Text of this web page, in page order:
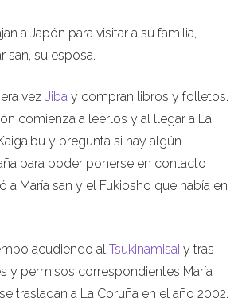
a Japón para visitar a su familia,
san, su esposa.
vez Jiba y compran libros y folletos.
comienza a leerlos y al llegar a La
y pregunta si hay algún
para poder ponerse en contacto
a María san y el Fukiosho que había en
acudiendo al Tsukinamisai y tras
y permisos correspondientes María
trasladan a La Coruña en el año 2002.